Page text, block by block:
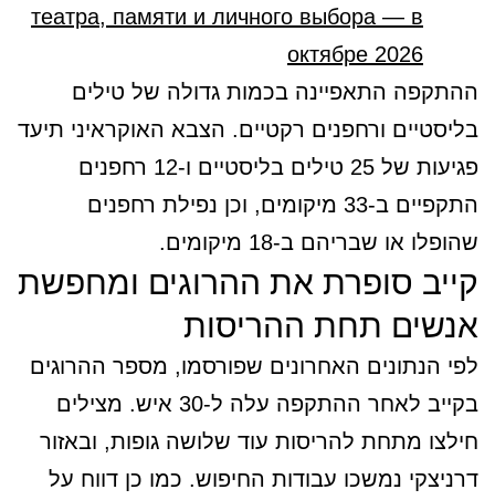
театра, памяти и личного выбора — в
октябре 2026
ההתקפה התאפיינה בכמות גדולה של טילים
בליסטיים ורחפנים רקטיים. הצבא האוקראיני תיעד
פגיעות של 25 טילים בליסטיים ו-12 רחפנים
התקפיים ב-33 מיקומים, וכן נפילת רחפנים
שהופלו או שבריהם ב-18 מיקומים.
קייב סופרת את ההרוגים ומחפשת
אנשים תחת ההריסות
לפי הנתונים האחרונים שפורסמו, מספר ההרוגים
בקייב לאחר ההתקפה עלה ל-30 איש. מצילים
חילצו מתחת להריסות עוד שלושה גופות, ובאזור
דרניצקי נמשכו עבודות החיפוש. כמו כן דווח על